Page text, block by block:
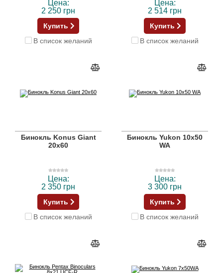
Цена:
2 250 грн
Купить
В список желаний
Цена:
2 514 грн
Купить
В список желаний
Бинокль Konus Giant
20x60
Цена:
2 350 грн
Купить
В список желаний
Бинокль Yukon 10x50
WA
Цена:
3 300 грн
Купить
В список желаний